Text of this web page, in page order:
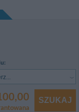
SZUKAJ